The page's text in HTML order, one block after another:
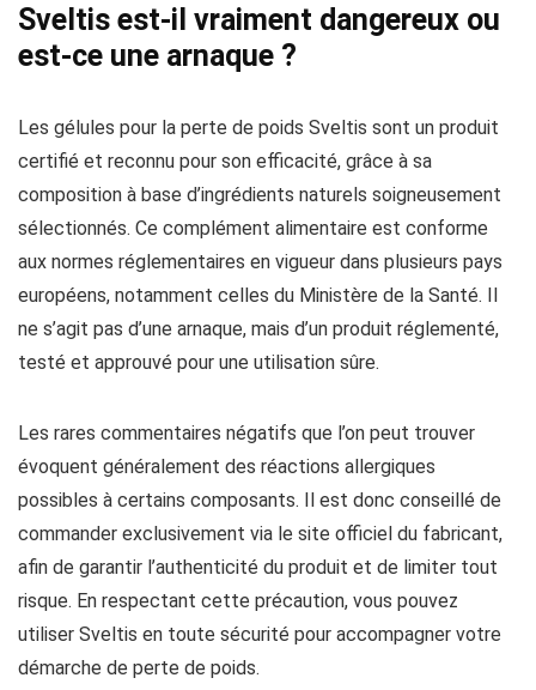
Sveltis est-il vraiment dangereux ou
est-ce une arnaque ?
Les gélules pour la perte de poids Sveltis sont un produit
certifié et reconnu pour son efficacité, grâce à sa
composition à base d’ingrédients naturels soigneusement
sélectionnés. Ce complément alimentaire est conforme
aux normes réglementaires en vigueur dans plusieurs pays
européens, notamment celles du Ministère de la Santé. Il
ne s’agit pas d’une arnaque, mais d’un produit réglementé,
testé et approuvé pour une utilisation sûre.
Les rares commentaires négatifs que l’on peut trouver
évoquent généralement des réactions allergiques
possibles à certains composants. Il est donc conseillé de
commander exclusivement via le site officiel du fabricant,
afin de garantir l’authenticité du produit et de limiter tout
risque. En respectant cette précaution, vous pouvez
utiliser Sveltis en toute sécurité pour accompagner votre
démarche de perte de poids.